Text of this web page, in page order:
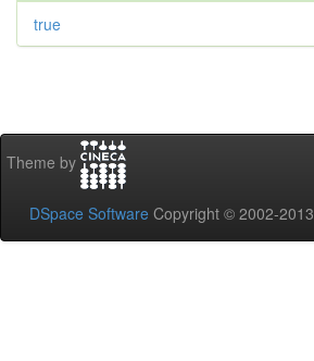
true
Theme by
DSpace Software Copyright © 2002-2013